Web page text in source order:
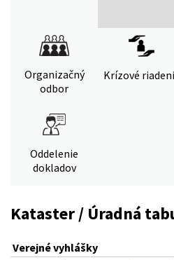
Organizačný
odbor
Krízové
Oddelenie
dokladov
Kataster / Úradná
Verejné vyhlášky